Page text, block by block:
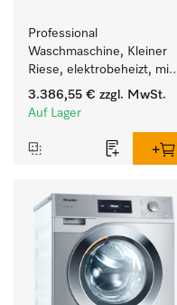
Professional
Waschmaschine, Kleiner
Riese, elektrobeheizt, mit
Ablaufpumpe und
zielgruppenspezifischen
Leistung 7 kg  in 49 min .
3.386,55 € zzgl. MwSt.
Auf Lager